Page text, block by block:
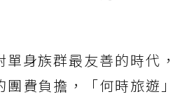
身族群最友善的時代，
費負擔，「何時旅遊」